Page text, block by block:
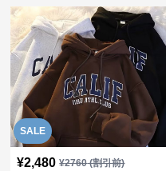
SALE
¥2,480 ¥2760(割引前)